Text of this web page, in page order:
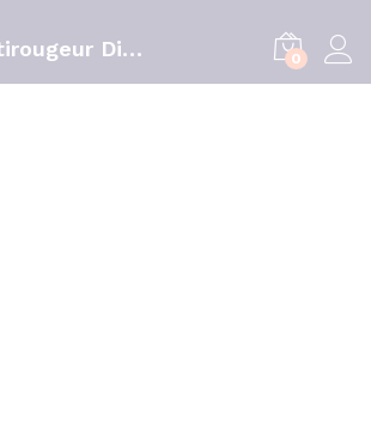
Avene Antirougeur Dia Cr 40ml 0